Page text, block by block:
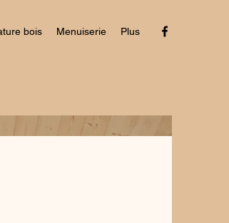
bois Menuiserie Plus